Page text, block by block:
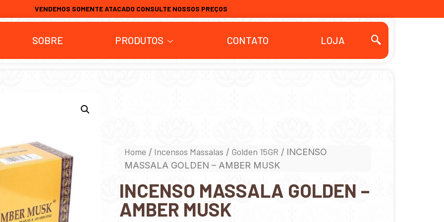
VENDEMOS SOMENTE ATACADO CONSULTE NOSSOS PREÇOS
SOBRE PRODUTOS CONTATO LOJA
Home / Incensos Massalas / Golden 15GR / INCENSO
MASSALA GOLDEN – AMBER MUSK
INCENSO MASSALA GOLDEN –
AMBER MUSK